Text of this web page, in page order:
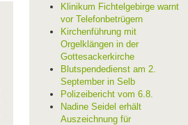
Klinikum Fichtelgebirge warnt
vor Telefonbetrügern
Kirchenführung mit
Orgelklängen in der
Gottesackerkirche
Blutspendedienst am 2.
September in Selb
Polizeibericht vom 6.8.
Nadine Seidel erhält
Auszeichnung für